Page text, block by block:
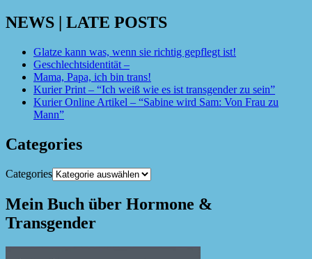
NEWS | LATE POSTS
Glatze kann was, wenn sie richtig gepflegt ist!
Geschlechtsidentität –
Mama, Papa, ich bin trans!
Kurier Print – “Ich weiß wie es ist transgender zu sein”
Kurier Online Artikel – “Sabine wird Sam: Von Frau zu
Mann”
Categories
Categories
Mein Buch über Hormone &
Transgender